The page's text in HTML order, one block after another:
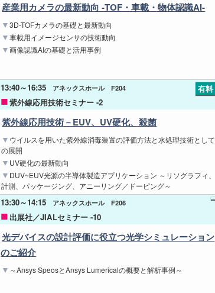
産業用カメラの最新動向 ‐TOF・車載・物体認識AI‐
3D-TOFカメラの基礎と最新動向
車載用イメージセンサの技術動向
画像認識AIの基礎と活用事例
有料
13:40～16:35 アネックスホール F204
紫外線応用技術セミナー -2
紫外線応用技術－EUV、UV硬化、殺菌
ウイルスを用いた紫外線消毒装置の評価方法と水処理技術として
の展開
UV硬化の最新動向
DUV~EUV光源の半導体製造アプリケーション ～リソグラフィ、
計測、パッケージング、アニーリング／ドーピング～
13:30～14:15 アネックスホール F206
出展社／JIALセミナー -10
光デバイスの設計評価に役立つ光学シミュレーション
のご紹介
～Ansys SpeosとAnsys Lumericalの概要と解析事例～